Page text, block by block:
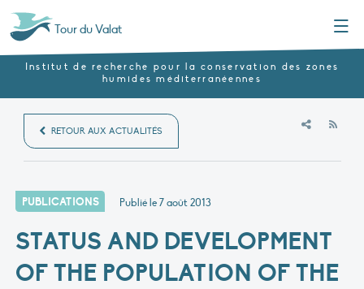
Tour du Valat
Institut de recherche pour la conservation des zones
humides méditerranéennes
RETOUR AUX ACTUALITÉS
PUBLICATIONS Publié le7 août 2013
STATUS AND DEVELOPMENT
OF THE POPULATION OF THE